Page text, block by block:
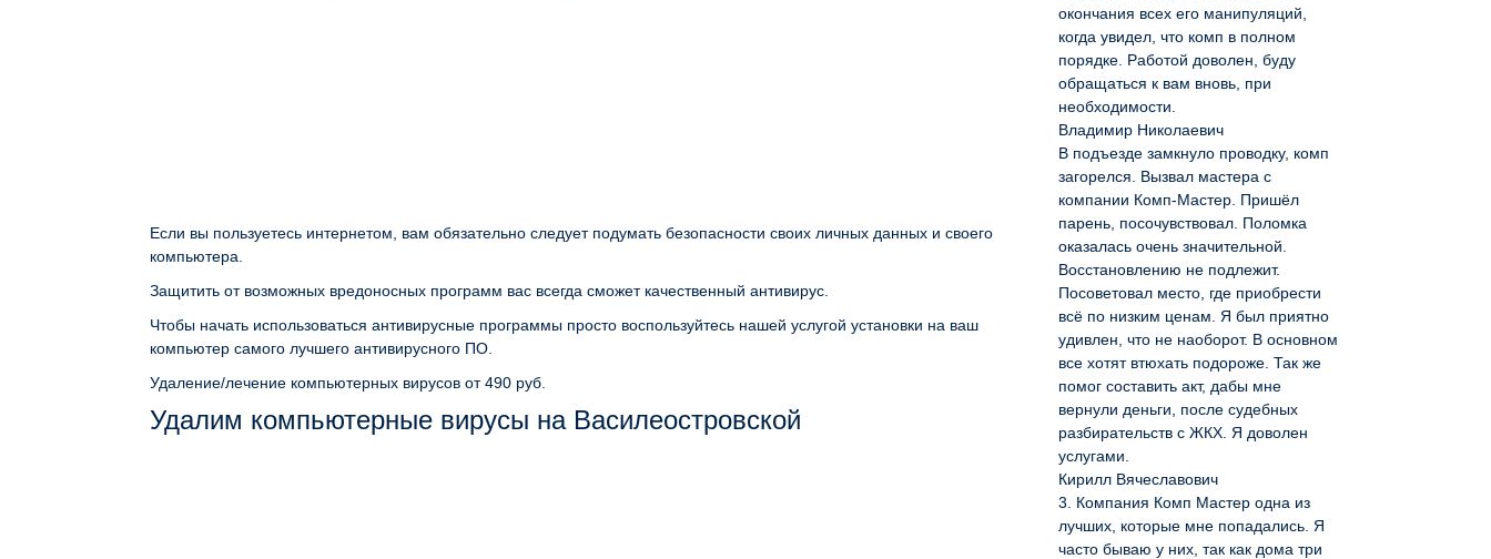
Если вы пользуетесь интернетом, вам обязательно следует подумать безопасности своих личных данных и своего
компьютера.
Защитить от возможных вредоносных программ вас всегда сможет качественный антивирус.
Чтобы начать использоваться антивирусные программы просто воспользуйтесь нашей услугой установки на ваш
компьютер самого лучшего антивирусного ПО.
Удаление/лечение компьютерных вирусов от 490 руб.
Удалим компьютерные вирусы на Василеостровской
окончания всех его манипуляций,
когда увидел, что комп в полном
порядке. Работой доволен, буду
обращаться к вам вновь, при
необходимости.
Владимир Николаевич
В подъезде замкнуло проводку, комп
загорелся. Вызвал мастера с
компании Комп-Мастер. Пришёл
парень, посочувствовал. Поломка
оказалась очень значительной.
Восстановлению не подлежит.
Посоветовал место, где приобрести
всё по низким ценам. Я был приятно
удивлен, что не наоборот. В основном
все хотят втюхать подороже. Так же
помог составить акт, дабы мне
вернули деньги, после судебных
разбирательств с ЖКХ. Я доволен
услугами.
Кирилл Вячеславович
3. Компания Комп Мастер одна из
лучших, которые мне попадались. Я
часто бываю у них, так как дома три